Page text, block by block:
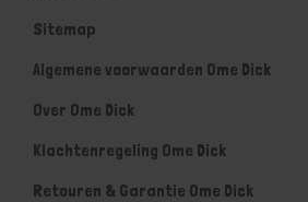
Sitemap
Algemene voorwaarden Ome Dick
Over Ome Dick
Klachtenregeling Ome Dick
Retouren & Garantie Ome Dick